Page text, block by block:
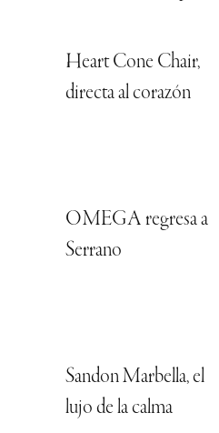
Heart Cone Chair,
directa al corazón
OMEGA regresa a
Serrano
Sandon Marbella, el
lujo de la calma